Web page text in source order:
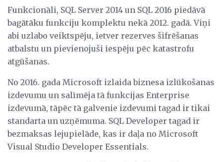
Funkcionāli, SQL Server 2014 un SQL 2016 piedāvā
bagātāku funkciju komplektu nekā 2012. gadā. Viņi
abi uzlabo veiktspēju, ietver rezerves šifrēšanas
atbalstu un pievienojuši iespēju pēc katastrofu
atgūšanas.
No 2016. gada Microsoft izlaida biznesa izlūkošanas
izdevumu un salīmēja tā funkcijas Enterprise
izdevumā, tāpēc tā galvenie izdevumi tagad ir tikai
standarta un uzņēmuma. SQL Developer tagad ir
bezmaksas lejupielāde, kas ir daļa no Microsoft
Visual Studio Developer Essentials.